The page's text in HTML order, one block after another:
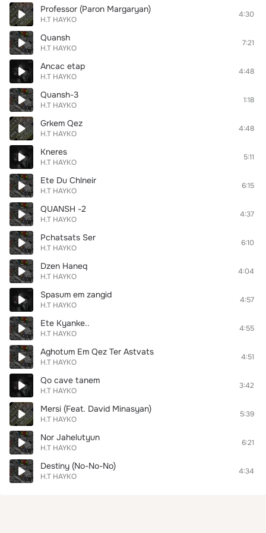
Professor (Paron Margaryan)
H.T HAYKO
4:30
Quansh
H.T HAYKO
7:21
Ancac etap
H.T HAYKO
4:48
Quansh-3
H.T HAYKO
1:18
Grkem Qez
H.T HAYKO
4:48
Kneres
H.T HAYKO
5:11
Ete Du Chlneir
H.T HAYKO
6:15
QUANSH -2
H.T HAYKO
4:37
Pchatsats Ser
H.T HAYKO
6:10
Dzen Haneq
H.T HAYKO
4:04
Spasum em zangid
H.T HAYKO
4:57
Ete Kyanke..
H.T HAYKO
4:55
Aghotum Em Qez Ter Astvats
H.T HAYKO
4:51
Qo cave tanem
H.T HAYKO
3:42
Mersi (Feat. David Minasyan)
H.T HAYKO
5:39
Nor Jahelutyun
H.T HAYKO
6:21
Destiny (No-No-No)
H.T HAYKO
4:34